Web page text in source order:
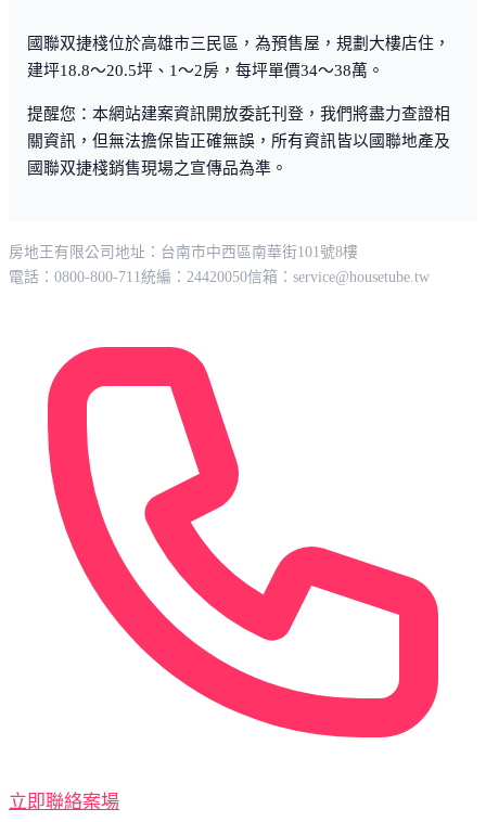
國聯双捷棧位於高雄市三民區，為預售屋，規劃大樓店住，
建坪18.8～20.5坪、1～2房，每坪單價34～38萬。
提醒您：本網站建案資訊開放委託刊登，我們將盡力查證相
關資訊，但無法擔保皆正確無誤，所有資訊皆以國聯地產及
國聯双捷棧銷售現場之宣傳品為準。
房地王有限公司 地址：台南市中西區南華街101號8樓
電話：0800-800-711統編：24420050信箱： service@housetube.tw
立即聯絡案場